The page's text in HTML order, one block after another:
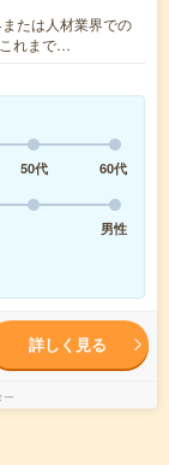
たは人材業界での
れまで…
50代
60代
男性
詳しく見る
ー